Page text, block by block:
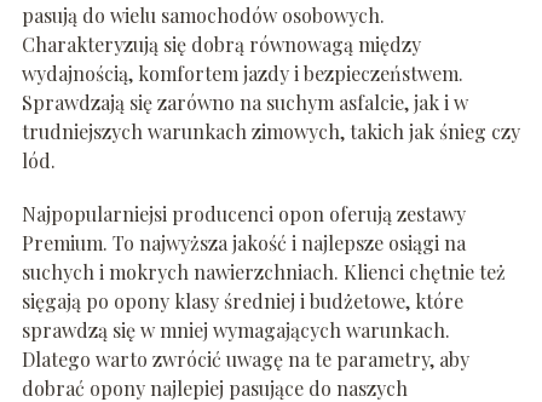
pasują do wielu samochodów osobowych.
Charakteryzują się dobrą równowagą między
wydajnością, komfortem jazdy i bezpieczeństwem.
Sprawdzają się zarówno na suchym asfalcie, jak i w
trudniejszych warunkach zimowych, takich jak śnieg czy
lód.
Najpopularniejsi producenci opon oferują zestawy
Premium. To najwyższa jakość i najlepsze osiągi na
suchych i mokrych nawierzchniach. Klienci chętnie też
sięgają po opony klasy średniej i budżetowe, które
sprawdzą się w mniej wymagających warunkach.
Dlatego warto zwrócić uwagę na te parametry, aby
dobrać opony najlepiej pasujące do naszych